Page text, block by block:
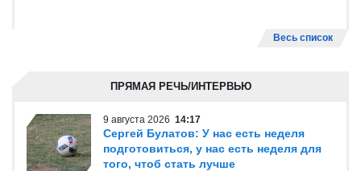
Весь список
ПРЯМАЯ РЕЧЬ/ИНТЕРВЬЮ
9 августа 2026 14:17
Сергей Булатов: У нас есть неделя
подготовиться, у нас есть неделя для
того, чтоб стать лучше